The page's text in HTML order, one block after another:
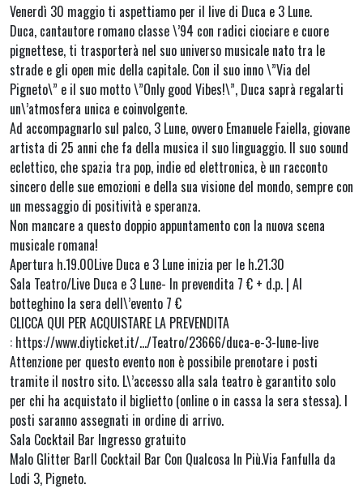
Venerdì 30 maggio ti aspettiamo per il live di Duca e 3 Lune.
Duca, cantautore romano classe \’94 con radici ciociare e cuore
pignettese, ti trasporterà nel suo universo musicale nato tra le
strade e gli open mic della capitale. Con il suo inno \”Via del
Pigneto\” e il suo motto \”Only good Vibes!\”, Duca saprà regalarti
un\’atmosfera unica e coinvolgente.
Ad accompagnarlo sul palco, 3 Lune, ovvero Emanuele Faiella, giovane
artista di 25 anni che fa della musica il suo linguaggio. Il suo sound
eclettico, che spazia tra pop, indie ed elettronica, è un racconto
sincero delle sue emozioni e della sua visione del mondo, sempre con
un messaggio di positività e speranza.
Non mancare a questo doppio appuntamento con la nuova scena
musicale romana!
Apertura h.19.00Live Duca e 3 Lune inizia per le h.21.30
Sala Teatro/Live Duca e 3 Lune- In prevendita 7 € + d.p. | Al
botteghino la sera dell\’evento 7 €
CLICCA QUI PER ACQUISTARE LA PREVENDITA
: https://www.diyticket.it/…/Teatro/23666/duca-e-3-lune-live
Attenzione per questo evento non è possibile prenotare i posti
tramite il nostro sito. L\’accesso alla sala teatro è garantito solo
per chi ha acquistato il biglietto (online o in cassa la sera stessa). I
posti saranno assegnati in ordine di arrivo.
Sala Cocktail Bar Ingresso gratuito
Malo Glitter BarIl Cocktail Bar Con Qualcosa In Più.Via Fanfulla da
Lodi 3, Pigneto.